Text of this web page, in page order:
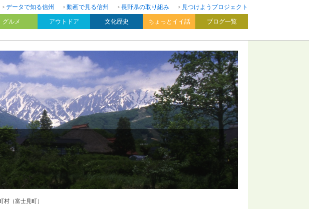
データで知る信州 動画で見る信州 長野県の取り組み
見つけようプロジェクト
グルメ アウトドア 文化歴史 ちょっとイイ話 ブログ一覧
村（富士見町）